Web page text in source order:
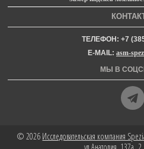
ТЕЛЕФОН: +7
E-MAIL: asm-
МЫ В
© 2026 Исследовательская компания